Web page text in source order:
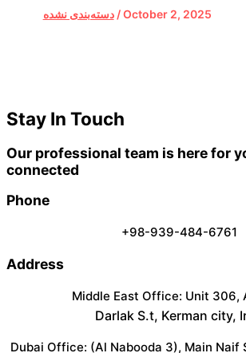
دسته‌بندی نشده/October 2, 2025
Stay In Touch
Our professional team is here for
connected
Phone
+98-939-484-6761
Address
Middle East Office: Unit 306,
Darlak S.t, Kerman city,
Dubai Office: (Al Nabooda 3), Main Naif